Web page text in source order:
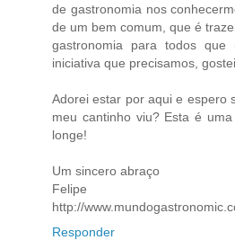
de gastronomia nos
de um bem comum, que é
gastronomia para todos que
iniciativa que precisamos,
Adorei estar por aqui e espero
meu cantinho viu? Esta é
longe!
Um sincero abraço
Felipe
http://
Responder